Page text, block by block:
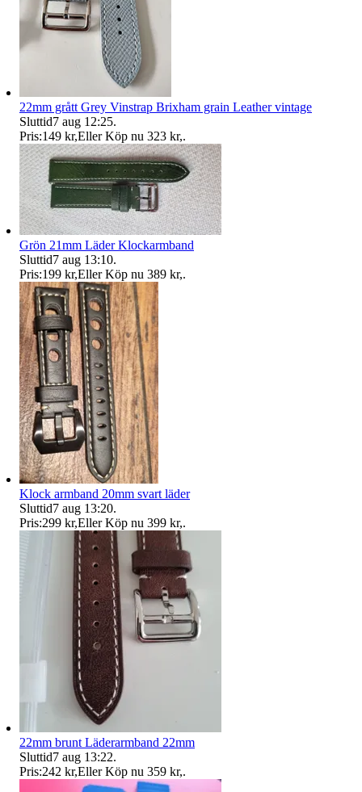
22mm grått Grey Vinstrap Brixham grain Leather vintage
Sluttid7 aug 12:25.
Pris:149 kr,Eller Köp nu 323 kr,.
Grön 21mm Läder Klockarmband
Sluttid7 aug 13:10.
Pris:199 kr,Eller Köp nu 389 kr,.
Klock armband 20mm svart läder
Sluttid7 aug 13:20.
Pris:299 kr,Eller Köp nu 399 kr,.
22mm brunt Läderarmband 22mm
Sluttid7 aug 13:22.
Pris:242 kr,Eller Köp nu 359 kr,.